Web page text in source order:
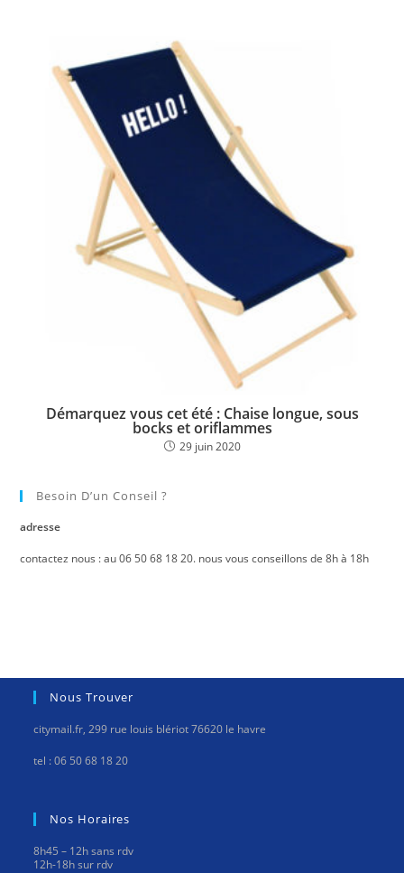
Démarquez vous cet été : Chaise longue, sous
bocks et oriflammes
29 juin 2020
Besoin D’un Conseil ?
adresse
contactez nous : au 06 50 68 18 20. nous vous conseillons de 8h à 18h
Nous Trouver
citymail.fr, 299 rue louis blériot 76620 le havre
tel : 06 50 68 18 20
Nos Horaires
8h45 – 12h sans rdv
12h-18h sur rdv